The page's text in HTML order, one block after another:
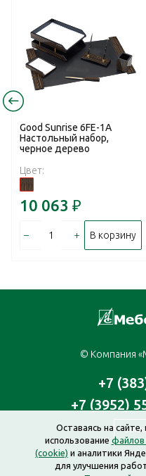
Good Sunrise 6FE-1A
Настольный набор,
черное дерево
Цвет:
10 063 ₽
– + В корзину
© Компания
+7
+7 (3952)
Оставаясь на
использование файлов
(cookie) и аналитики
для улучшения